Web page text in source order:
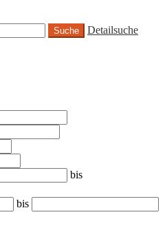
Detailsuche
bis
bis